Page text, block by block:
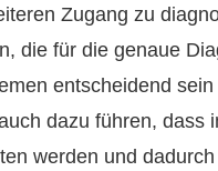
Zugang zu
die für die genaue
entscheidend
dazu führen, dass
werden und